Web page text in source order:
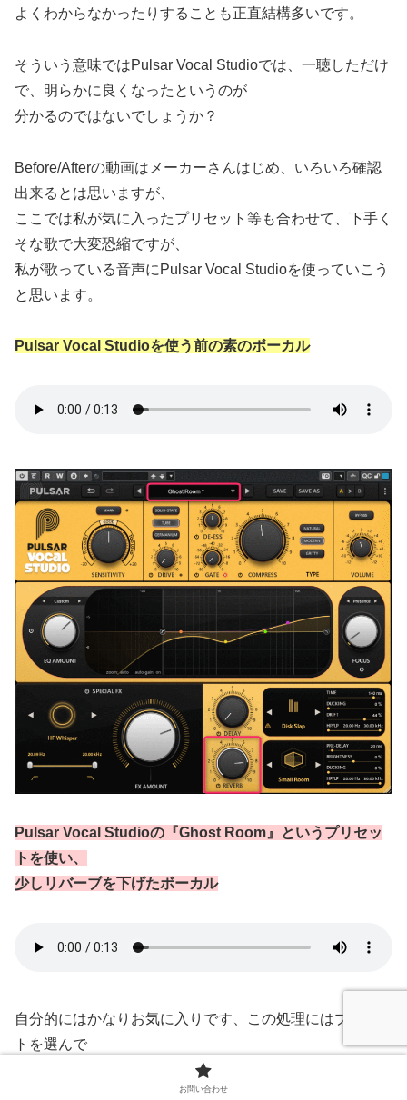
よくわからなかったりすることも正直結構多いです。
そういう意味ではPulsar Vocal Studioでは、一聴しただけ
で、明らかに良くなったというのが
分かるのではないでしょうか？
Before/Afterの動画はメーカーさんはじめ、いろいろ確認
出来るとは思いますが、
ここでは私が気に入ったプリセット等も合わせて、下手く
そな歌で大変恐縮ですが、
私が歌っている音声にPulsar Vocal Studioを使っていこう
と思います。
Pulsar Vocal Studioを使う前の素のボーカル
Pulsar Vocal Studioの『Ghost Room』というプリセッ
トを使い、
少しリバーブを下げたボーカル
自分的にはかなりお気に入りです、この処理にはプリセッ
トを選んで
ちょっとリバーブが効き過ぎに感じたので、少しツマミを
お問い合わせ